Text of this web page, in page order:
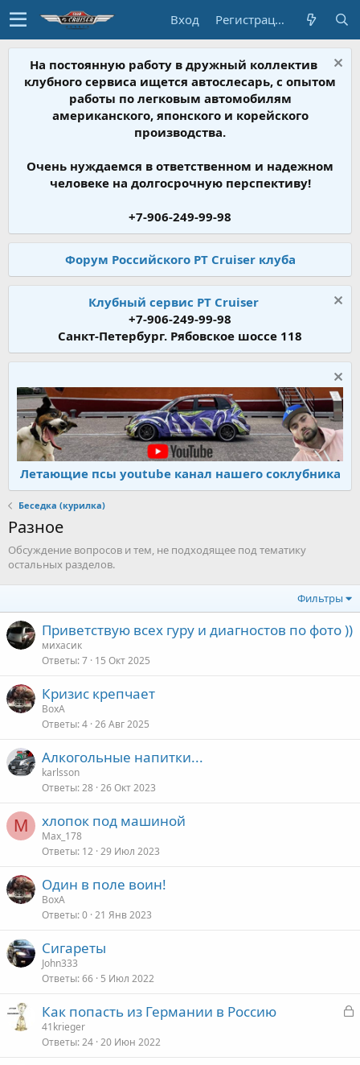
Вход Регистрация
На постоянную работу в дружный коллектив
клубного сервиса ищется автослесарь, с опытом
работы по легковым автомобилям
американского, японского и корейского
производства.
Очень нуждаемся в ответственном и надежном
человеке на долгосрочную перспективу!
+7-906-249-99-98
Форум Российского PT Cruiser клуба
Клубный сервис PT Cruiser
+7-906-249-99-98
Санкт-Петербург. Рябовское шоссе 118
Летающие псы youtube канал нашего соклубника
Беседка (курилка)
Разное
Обсуждение вопросов и тем, не подходящее под тематику
остальных разделов.
Фильтры
Приветствую всех гуру и диагностов по фото ))
михасик
Ответы 7 15 Окт 2025
Кризис крепчает
ВохА
Ответы 4 26 Авг 2025
Алкогольные напитки...
karlsson
Ответы 28 26 Окт 2023
M хлопок под машиной
Max_178
Ответы 12 29 Июл 2023
Один в поле воин!
ВохА
Ответы 0 21 Янв 2023
Сигареты
John333
Ответы 66 5 Июл 2022
З
Как попасть из Германии в Россию
41krieger
Ответы 24 20 Июн 2022